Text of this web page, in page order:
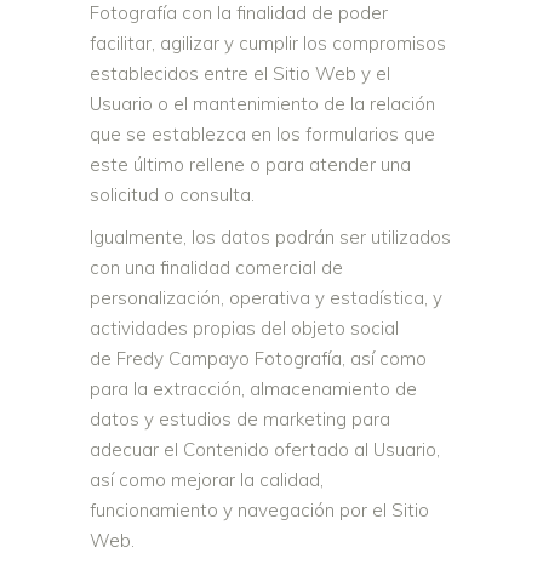
Fotografía con la finalidad de poder
facilitar, agilizar y cumplir los compromisos
establecidos entre el Sitio Web y el
Usuario o el mantenimiento de la relación
que se establezca en los formularios que
este último rellene o para atender una
solicitud o consulta.
Igualmente, los datos podrán ser utilizados
con una finalidad comercial de
personalización, operativa y estadística, y
actividades propias del objeto social
de Fredy Campayo Fotografía, así como
para la extracción, almacenamiento de
datos y estudios de marketing para
adecuar el Contenido ofertado al Usuario,
así como mejorar la calidad,
funcionamiento y navegación por el Sitio
Web.